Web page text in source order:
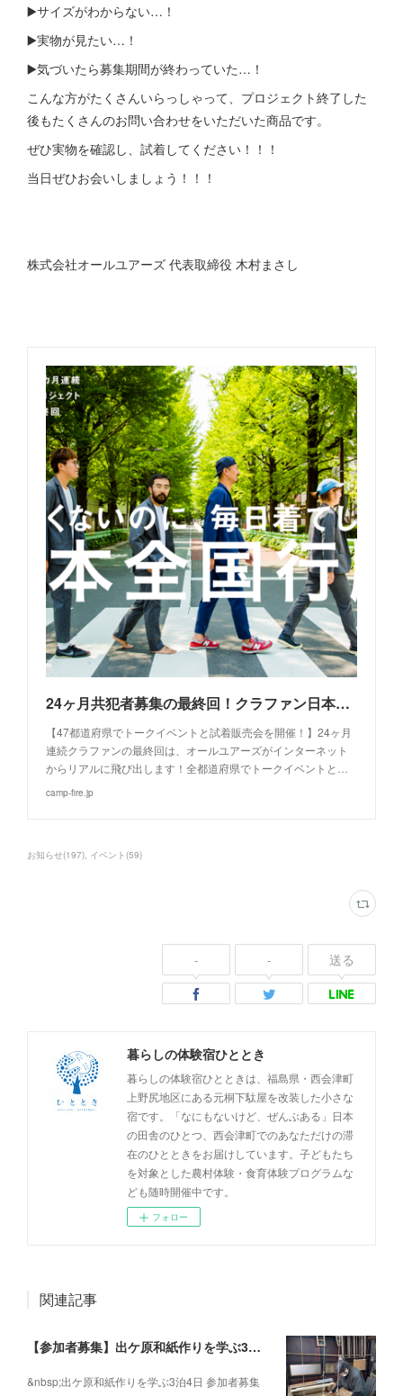
▶️サイズがわからない…！
▶️実物が見たい…！
▶️気づいたら募集期間が終わっていた…！
こんな方がたくさんいらっしゃって、プロジェクト終了した
後もたくさんのお問い合わせをいただいた商品です。
ぜひ実物を確認し、試着してください！！！
当日ぜひお会いしましょう！！！
株式会社オールユアーズ 代表取締役 木村まさし
24ヶ月共犯者募集の最終回！クラファン日本一の服を広める全国ツアーに参加しよう！
【47都道府県でトークイベントと試着販売会を開催！】24ヶ月
連続クラファンの最終回は、オールユアーズがインターネット
からリアルに飛び出します！全都道府県でトークイベントと…
camp-fire.jp
お知らせ(197) イベント (59)
- - 送る
暮らしの体験宿ひととき
暮らしの体験宿ひとときは、福島県・西会津町
上野尻地区にある元桐下駄屋を改装した小さな
宿です。「なにもないけど、ぜんぶある」日本
の田舎のひとつ、西会津町でのあなただけの滞
在のひとときをお届けしています。子どもたち
を対象とした農村体験・食育体験プログラムな
ども随時開催中です。
フォロー
関連記事
【参加者募集】出ケ原和紙作りを学ぶ3泊4日
&nbsp;出ケ原和紙作りを学ぶ3泊4日 参加者募集